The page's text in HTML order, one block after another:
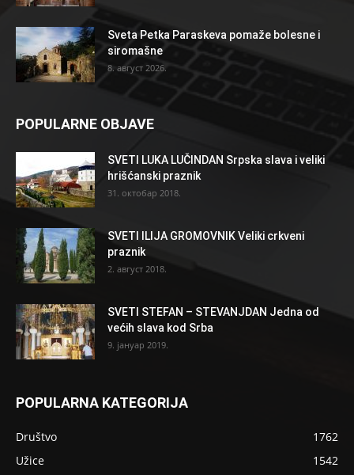
Sveta Petka Paraskeva pomaže bolesne i
siromašne
8. август 2026.
POPULARNE OBJAVE
SVETI LUKA LUČINDAN Srpska slava i veliki
hrišćanski praznik
31. октобар 2018.
SVETI ILIJA GROMOVNIK Veliki crkveni
praznik
2. август 2018.
SVETI STEFAN – STEVANJDAN Jedna od
većih slava kod Srba
9. јануар 2019.
POPULARNA KATEGORIJA
Društvo
1762
Užice
1542